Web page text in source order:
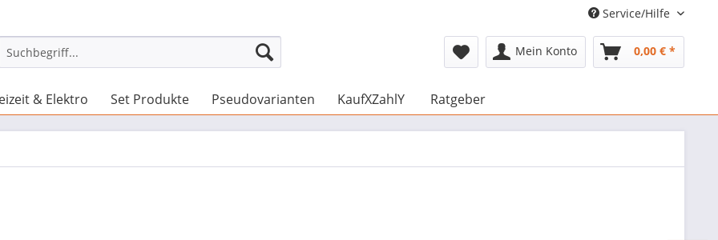
Service/Hilfe
Mein Konto 0,00 € *
& Elektro Set Produkte Pseudovarianten KaufXZahlY Ratgeber